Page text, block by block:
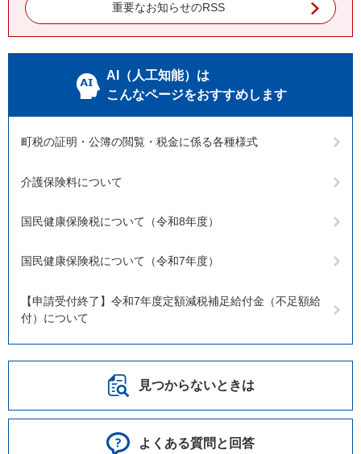
重要なお知らせのRSS
AI（人工知能）は
こんなページをおすすめします
町税の証明・公簿の閲覧・税金に係る各種様式
介護保険料について
国民健康保険税について（令和8年度）
国民健康保険税について（令和7年度）
【申請受付終了】令和7年度定額減税補足給付金（不足額給
付）について
見つからないときは
よくある質問と回答